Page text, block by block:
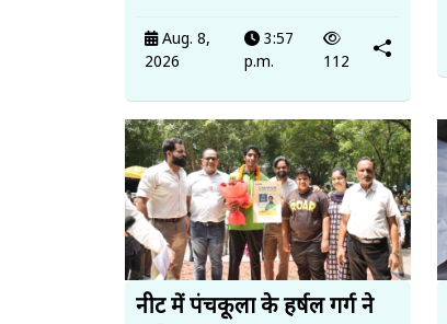
Aug. 8,
2026
3:57
p.m.
112
नीट में पंचकूला के हर्षल गर्ग ने